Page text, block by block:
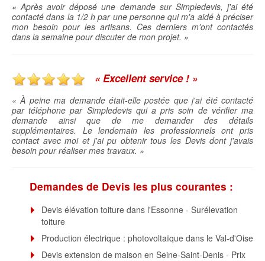
« Après avoir déposé une demande sur Simpledevis, j'ai été
contacté dans la 1/2 h par une personne qui m'a aidé à préciser
mon besoin pour les artisans. Ces derniers m'ont contactés
dans la semaine pour discuter de mon projet. »
« Excellent service ! »
« À peine ma demande était-elle postée que j'ai été contacté
par téléphone par Simpledevis qui a pris soin de vérifier ma
demande ainsi que de me demander des détails
supplémentaires. Le lendemain les professionnels ont pris
contact avec moi et j'ai pu obtenir tous les Devis dont j'avais
besoin pour réaliser mes travaux. »
Demandes de Devis les plus courantes :
Devis élévation toiture dans l'Essonne - Surélevation
toiture
Production électrique : photovoltaïque dans le Val-d'Oise
Devis extension de maison en Seine-Saint-Denis - Prix